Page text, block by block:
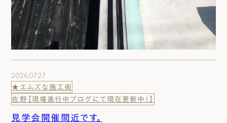
2026.07.27
★エムズな施工術
佐野【現場進行中ブログにて現在更新中！】
見学会開催間近です。